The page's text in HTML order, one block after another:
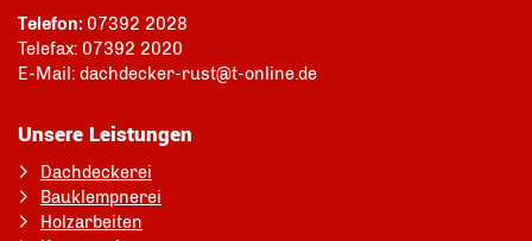
Telefon: 07392 2028
Telefax: 07392 2020
E-Mail: dachdecker-rust@t-online.de
Unsere Leistungen
Dachdeckerei
Bauklempnerei
Holzarbeiten